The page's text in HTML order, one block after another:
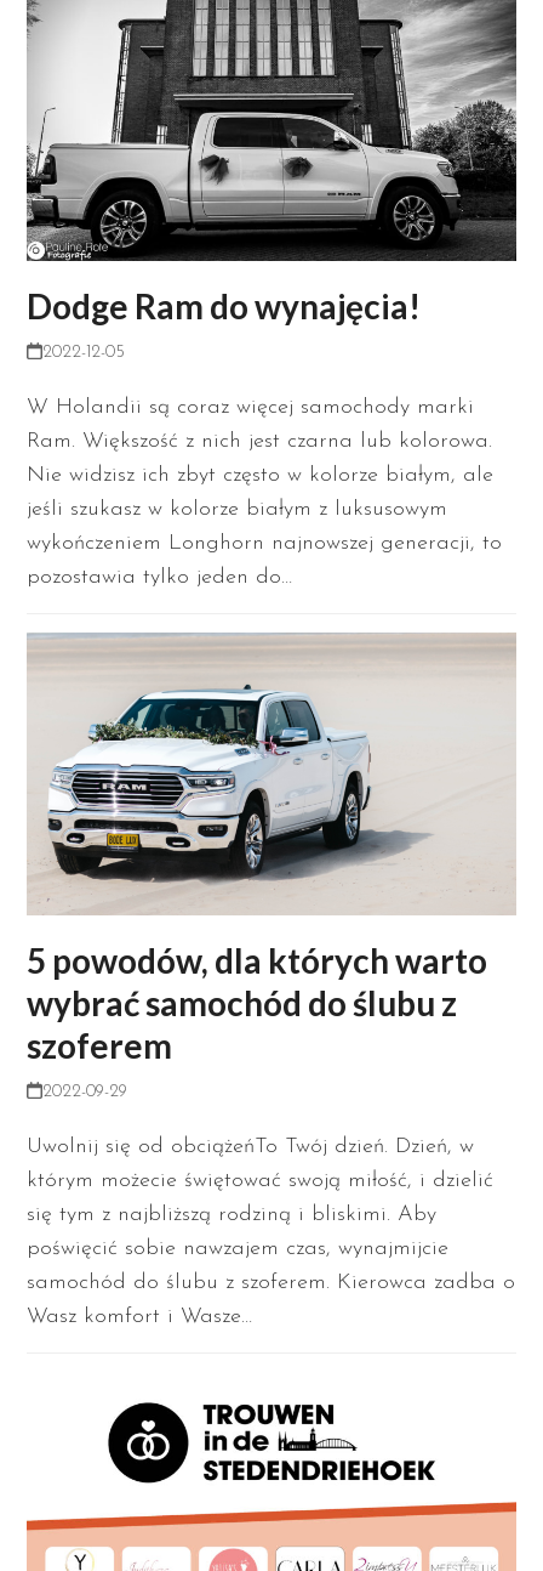
Dodge Ram do wynajęcia!
2022-12-05
W Holandii są coraz więcej samochody marki
Ram. Większość z nich jest czarna lub kolorowa.
Nie widzisz ich zbyt często w kolorze białym, ale
jeśli szukasz w kolorze białym z luksusowym
wykończeniem Longhorn najnowszej generacji, to
pozostawia tylko jeden do…
5 powodów, dla których warto
wybrać samochód do ślubu z
szoferem
2022-09-29
Uwolnij się od obciążeńTo Twój dzień. Dzień, w
którym możecie świętować swoją miłość, i dzielić
się tym z najbliższą rodziną i bliskimi. Aby
poświęcić sobie nawzajem czas, wynajmijcie
samochód do ślubu z szoferem. Kierowca zadba o
Wasz komfort i Wasze…